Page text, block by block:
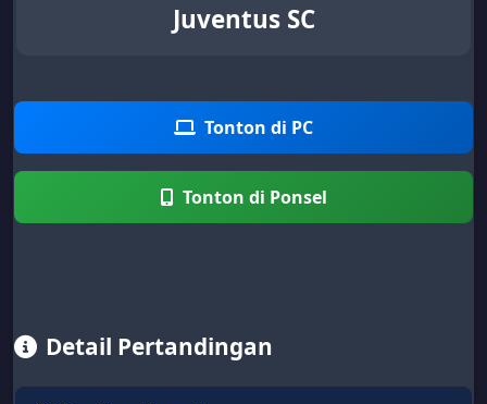
Juventus SC
Tonton di PC
Tonton di Ponsel
Detail Pertandingan